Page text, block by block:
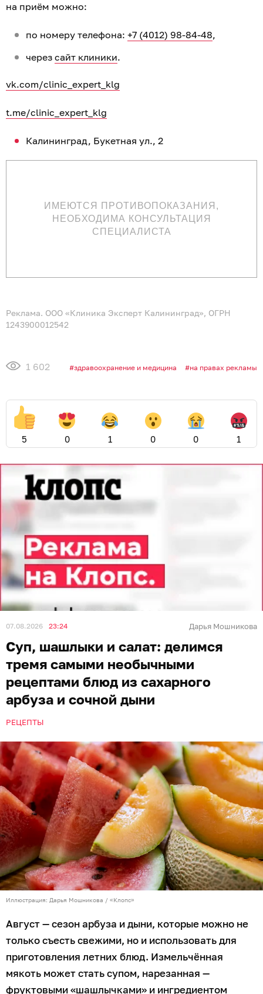
на приём можно:
по номеру телефона: +7 (4012) 98-84-48,
через сайт клиники.
vk.com/clinic_expert_klg
t.me/clinic_expert_klg
Калининград, Букетная ул., 2
ИМЕЮТСЯ ПРОТИВОПОКАЗАНИЯ,
НЕОБХОДИМА КОНСУЛЬТАЦИЯ
СПЕЦИАЛИСТА
Реклама. ООО «Клиника Эксперт Калининград», ОГРН
1243900012542
1 602 здравоохранение и медицина на правах рекламы
5 0 1 0 0 1
07.08.2026 23:24 Дарья Мошникова
Суп, шашлыки и салат: делимся
тремя самыми необычными
рецептами блюд из сахарного
арбуза и сочной дыни
РЕЦЕПТЫ
Иллюстрация: Дарья Мошникова / «Клопс»
Август — сезон арбуза и дыни, которые можно не
только съесть свежими, но и использовать для
приготовления летних блюд. Измельчённая
мякоть может стать супом, нарезанная —
фруктовыми «шашлычками» и ингредиентом